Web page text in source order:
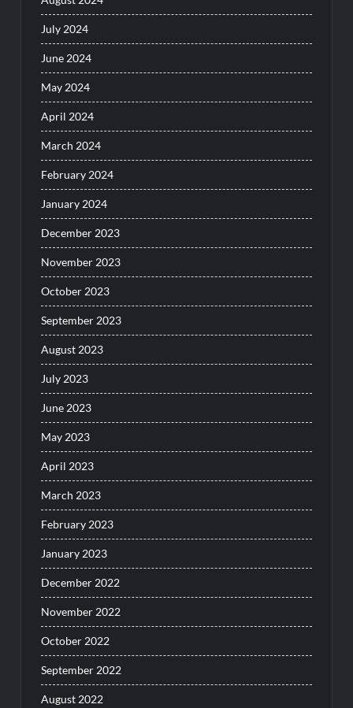
July 2024
June 2024
May 2024
April 2024
March 2024
February 2024
January 2024
December 2023
November 2023
October 2023
September 2023
August 2023
July 2023
June 2023
May 2023
April 2023
March 2023
February 2023
January 2023
December 2022
November 2022
October 2022
September 2022
August 2022